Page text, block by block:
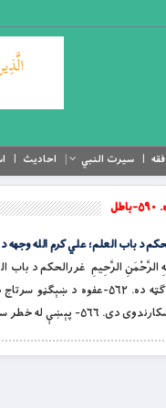
فقه سیرت النبي احادیث
د باب العلم؛ علي کرم الله وجهه د
پېښې له خطر سره مل دي. ۵۶۷- […]